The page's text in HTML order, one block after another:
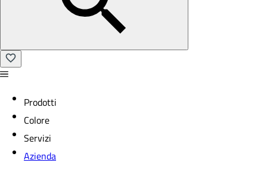
Prodotti
Colore
Servizi
Azienda